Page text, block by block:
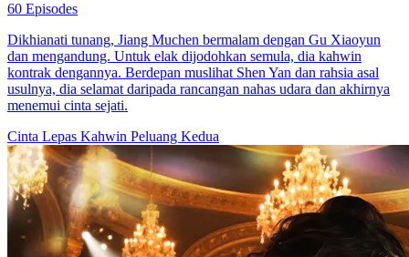
60 Episodes
Dikhianati tunang, Jiang Muchen bermalam dengan Gu Xiaoyun
dan mengandung. Untuk elak dijodohkan semula, dia kahwin
kontrak dengannya. Berdepan muslihat Shen Yan dan rahsia asal
usulnya, dia selamat daripada rancangan nahas udara dan akhirnya
menemui cinta sejati.
Cinta Lepas Kahwin Peluang Kedua